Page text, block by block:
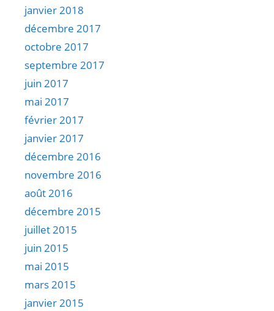
janvier 2018
décembre 2017
octobre 2017
septembre 2017
juin 2017
mai 2017
février 2017
janvier 2017
décembre 2016
novembre 2016
août 2016
décembre 2015
juillet 2015
juin 2015
mai 2015
mars 2015
janvier 2015